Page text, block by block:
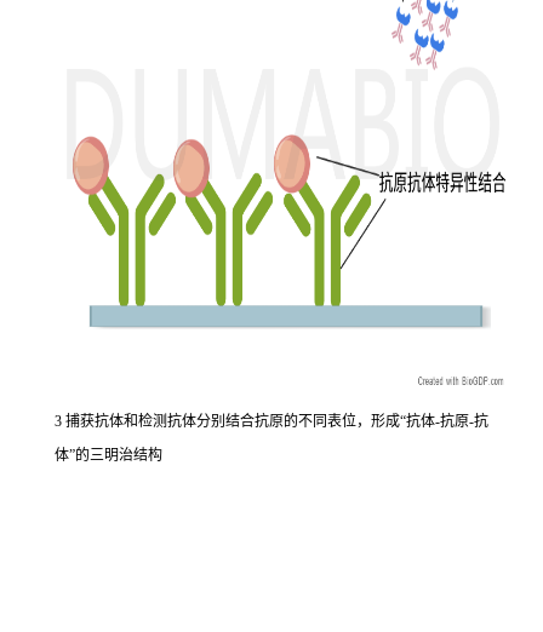
3 捕获抗体和检测抗体分别结合抗原的不同表位，形成“抗体-抗原-抗
体”的三明治结构